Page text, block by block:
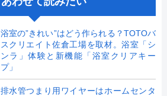
浴室の”きれい”はどう作られる？TOTOバ
スクリエイト佐倉工場を取材。浴室「シ
ンラ」体験と新機能「浴室クリアキー
プ」
排水管つまり用ワイヤーはホームセンタ